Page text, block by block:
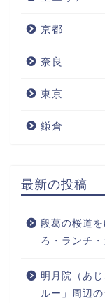
京都
奈良
東京
鎌倉
最新の投稿
段葛の桜道
ろ・ランチ
明月院（あ
ルー」周辺